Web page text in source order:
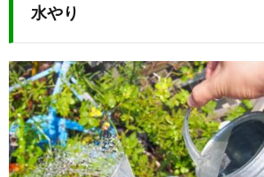
水やり